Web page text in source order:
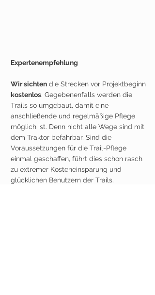
Expertenempfehlung
Wir sichten die Strecken vor Projektbeginn
kostenlos. Gegebenenfalls werden die
Trails so umgebaut, damit eine
anschließende und regelmäßige Pflege
möglich ist. Denn nicht alle Wege sind mit
dem Traktor befahrbar. Sind die
Voraussetzungen für die Trail-Pflege
einmal geschaffen, führt dies schon rasch
zu extremer Kosteneinsparung und
glücklichen Benutzern der Trails.